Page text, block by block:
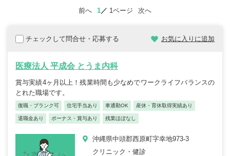
前へ 1 1ページ 次へ
チェックして問合せ・応募する お気に入りに追加
医療法人 平成会 とうま内科
賞与実績4ヶ月以上！残業時間も少なめでワークライフバランスの
とれた職場です。
復職・ブランク可 住宅手当あり 車通勤OK 産休・育休取得実績あり
退職金あり ボーナス・賞与あり 残業ほぼなし
沖縄県中頭郡西原町字幸地973-3
クリニック・健診